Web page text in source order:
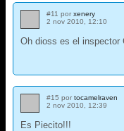
#11 por xenery
2 nov 2010, 12:10
Oh dioss es el inspector
#15 por tocamelraven
2 nov 2010, 12:39
Es Piecito!!!